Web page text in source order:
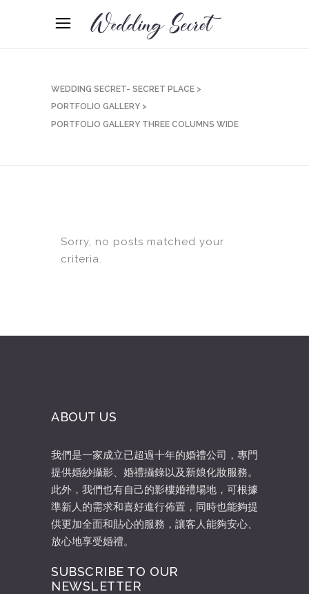
WEDDING SECRET- SECRET PLACE >
PORTFOLIO GALLERY >
PORTFOLIO GALLERY THREE COLUMNS WIDE
Sorry, no posts matched your
criteria.
ABOUT US
我們是一家成立已超過十年的婚禮公司，專門
提供婚紗攝影、婚禮攝錄以及新娘化妝服務。
此外，我們也有自己的影樓婚禮場地，可根據
準新人的需求和喜好進行佈置，同時也能夠提
供更加全面和貼心的服務，讓客人能夠安心、
放心地享受婚禮。
SUBSCRIBE TO OUR
NEWSLETTER